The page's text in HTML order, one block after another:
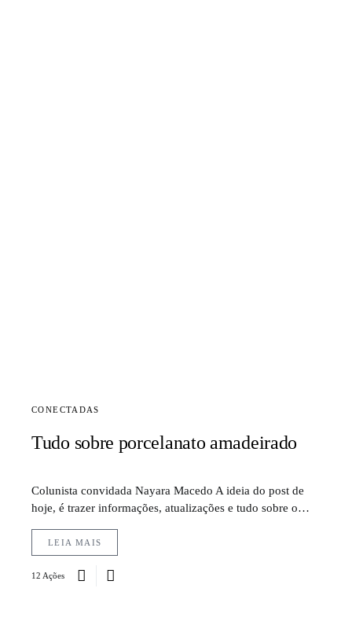
CONECTADAS
Tudo sobre porcelanato amadeirado
Colunista convidada Nayara Macedo A ideia do post de
hoje, é trazer informações, atualizações e tudo sobre o…
LEIA MAIS
12 Ações